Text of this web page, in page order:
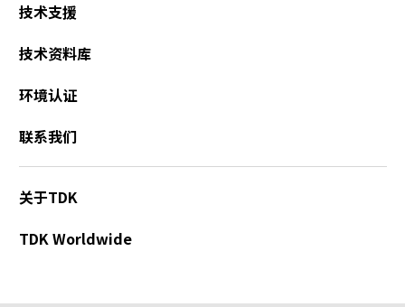
技术支援
技术资料库
环境认证
联系我们
关于TDK
TDK Worldwide